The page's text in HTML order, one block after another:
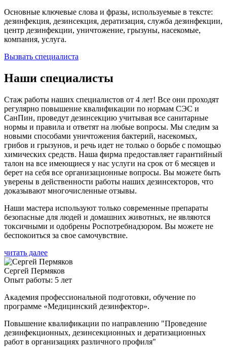
Основные ключевые слова и фразы, используемые в тексте:
дезинфекция, дезинсекция, дератизация, служба дезинфекции,
центр дезинфекции, уничтожение, грызуны, насекомые,
компания, услуга.
Вызвать специалиста
Наши специалисты
Стаж работы наших специалистов от 4 лет! Все они проходят
регулярно повышение квалификации по нормам СЭС и
СанПин, проведут дезинсекцию учитывая все санитарные
нормы и правила и ответят на любые вопросы. Мы следим за
новыми способами уничтожения бактерий, насекомых,
грибов и грызунов, и речь идет не только о борьбе с помощью
химических средств. Наша фирма предоставляет гарантийный
талон на все имеющиеся у нас услуги на срок от 6 месяцев и
берет на себя все организационные вопросы. Вы можете быть
уверены в действенности работы наших дезинсекторов, что
доказывают многочисленные отзывы.
Наши мастера используют только современные препараты
безопасные для людей и домашних животных, не являются
токсичными и одобрены Роспотребнадзором. Вы можете не
беспокоиться за свое самочувствие.
читать далее
Сергей Пермяков
Опыт работы: 5 лет
Академия профессиональной подготовки, обучение по
программе «Медицинский дезинфектор».
Повышение квалификации по направлению "Проведение
дезинфекционных, дезинсекционных и дератизационных
работ в организациях различного профиля"